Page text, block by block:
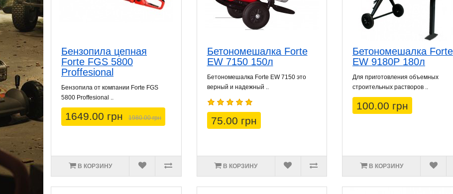
Бензопила цепная
Forte FGS 5800
Proffesional
Бензопила от компании Forte FGS
5800 Proffesional ..
1649.00 грн 1980.00 грн
В КОРЗИНУ
Бетономешалка Forte
EW 7150 150л
Бетономешалка Forte EW 7150 это
верный и надежный ..
75.00 грн
В КОРЗИНУ
Бетономешалка Forte
EW 9180P 180л
Для приготовления объемных
строительных растворов ..
100.00 грн
В КОРЗИНУ